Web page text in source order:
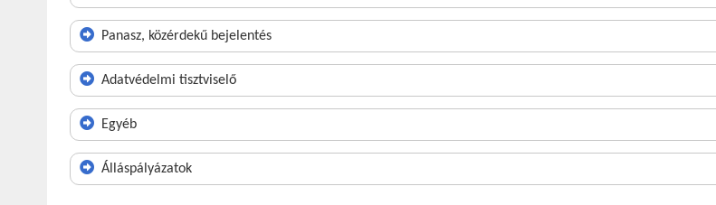
Panasz, közérdekű bejelentés
Adatvédelmi tisztviselő
Egyéb
Álláspályázatok